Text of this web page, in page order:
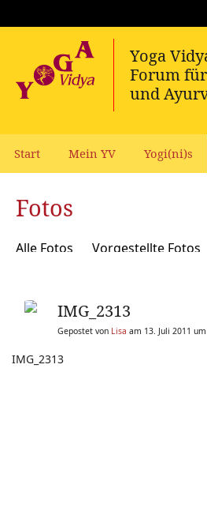
Start Mein YV Yogi(ni)s
Fotos
Alle Fotos Vorgestellte Fotos
IMG_2313
Gepostet von Lisa am 13. Juli 2011
IMG_2313